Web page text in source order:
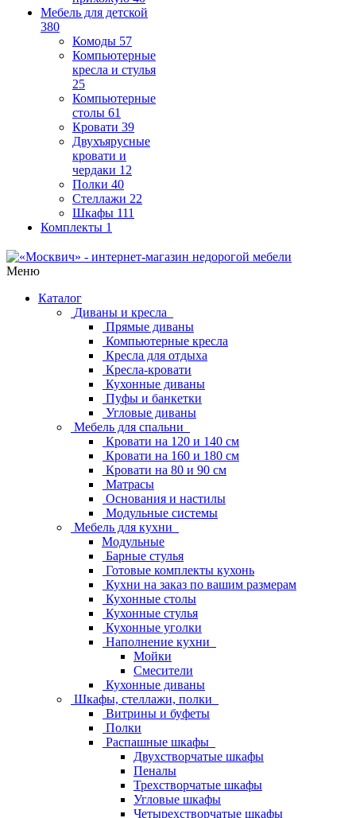
Мебель для детской
380
Комоды 57
Компьютерные
кресла и стулья
25
Компьютерные
столы 61
Кровати 39
Двухъярусные
кровати и
чердаки 12
Полки 40
Стеллажи 22
Шкафы 111
Комплекты 1
Меню
Каталог
Диваны и кресла
Прямые диваны
Компьютерные кресла
Кресла для отдыха
Кресла-кровати
Кухонные диваны
Пуфы и банкетки
Угловые диваны
Мебель для спальни
Кровати на 120 и 140 см
Кровати на 160 и 180 см
Кровати на 80 и 90 см
Матрасы
Основания и настилы
Модульные системы
Мебель для кухни
Модульные
Барные стулья
Готовые комплекты кухонь
Кухни на заказ по вашим размерам
Кухонные столы
Кухонные стулья
Кухонные уголки
Наполнение кухни
Мойки
Смесители
Кухонные диваны
Шкафы, стеллажи, полки
Витрины и буфеты
Полки
Распашные шкафы
Двухстворчатые шкафы
Пеналы
Трехстворчатые шкафы
Угловые шкафы
Четырехстворчатые шкафы